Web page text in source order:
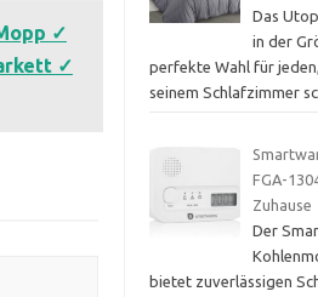
✓
✓
Das
in der
perfekte Wahl für
seinem Schlafzimmer
FGA-
Zuhause
Der
bietet zuverlässigen